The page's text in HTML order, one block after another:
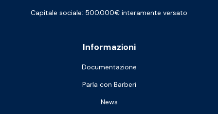
Informazioni
Documentazione
Parla con Barberi
News
Capitale sociale: 500.000€ interamente versato